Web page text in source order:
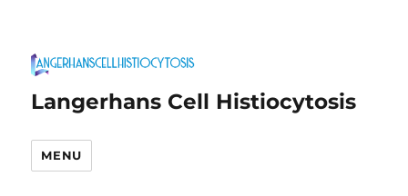
Langerhans Cell Histiocytosis
MENU